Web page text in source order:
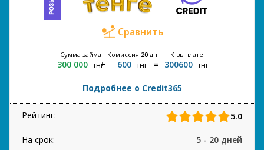
Сравнить
Сумма займа
300 000 тнг
Комиссия 20дн
600 тнг
К выплате
300600 тнг
Подробнее о Credit365
Рейтинг: 5.0
На срок: 5 - 20 дней